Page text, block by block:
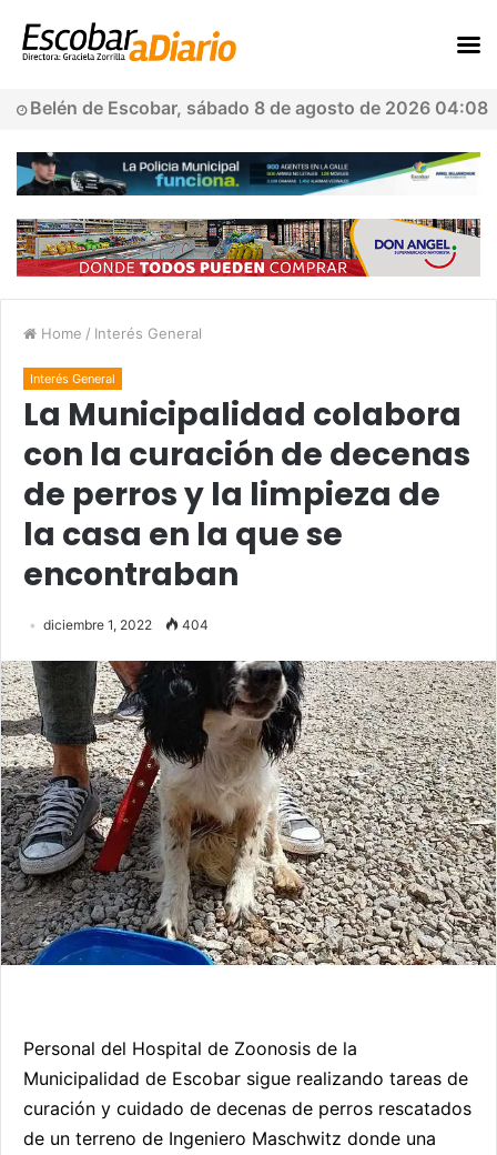
Belén de Escobar, sábado 8 de agosto de 2026 04:08
Home / Interés General
Interés General
La Municipalidad colabora
con la curación de decenas
de perros y la limpieza de
la casa en la que se
encontraban
diciembre 1, 2022 404
Personal del Hospital de Zoonosis de la
Municipalidad de Escobar sigue realizando tareas de
curación y cuidado de decenas de perros rescatados
de un terreno de Ingeniero Maschwitz donde una